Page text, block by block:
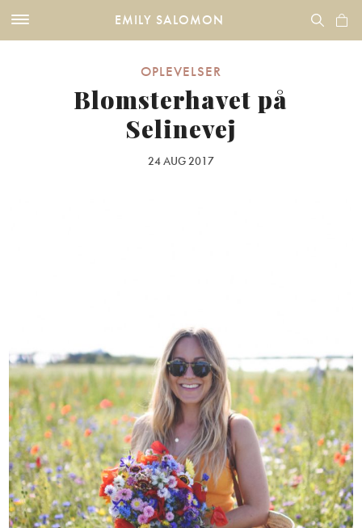
EMILY SALOMON
OPLEVELSER
Blomsterhavet på
Selinevej
24 AUG 2017